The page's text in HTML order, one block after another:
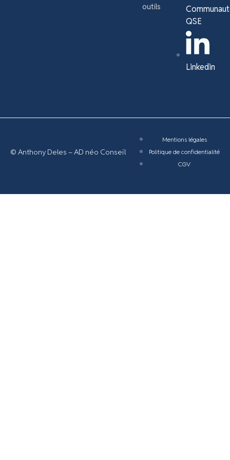
outils
QSE
Linkedin
© Anthony Deles – AD néo Conseil
Mentions légales
Politique de confidentialité
CGV